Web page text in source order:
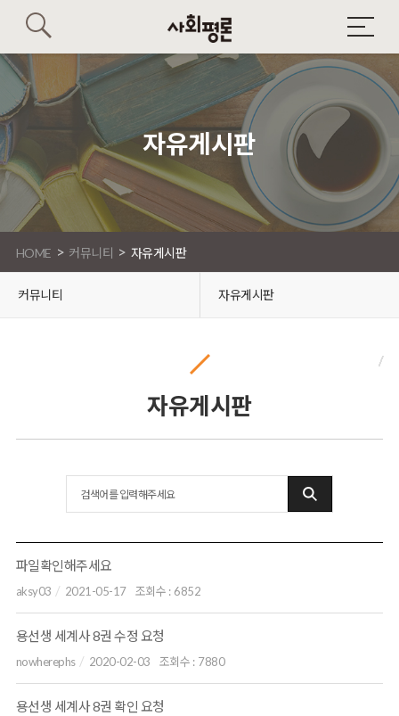
자유게시판
HOME > 커뮤니티 > 자유게시판
커뮤니티 자유게시판
자유게시판
파일확인해주세요
aksy03 2021-05-17 조회수 : 6852
용선생 세계사 8권 수정 요청
nowherephs 2020-02-03 조회수 : 7880
용선생 세계사 8권 확인 요청